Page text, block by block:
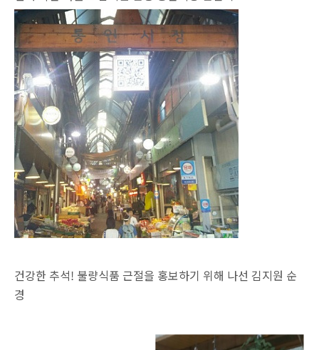
건강한 추석! 불량식품 근절을 홍보하기 위해 나선 김지원 순
경